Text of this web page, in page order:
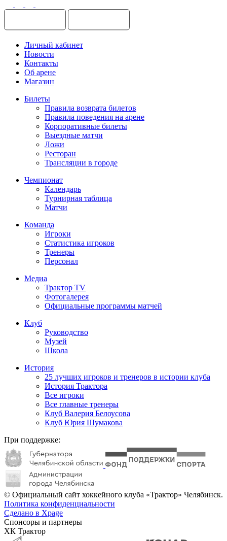
Личный кабинет
Новости
Контакты
Об арене
Магазин
Билеты
Правила возврата билетов
Правила поведения на арене
Корпоративные билеты
Выездные матчи
Ложи
Ресторан
Трансляции в городе
Чемпионат
Календарь
Турнирная таблица
Матчи
Команда
Игроки
Статистика игроков
Тренеры
Персонал
Медиа
Трактор TV
Фотогалерея
Официальные программы матчей
Клуб
Руководство
Музей
Школа
История
25 лучших игроков и тренеров в истории клуба
История Трактора
Все игроки
Все главные тренеры
Клуб Валерия Белоусова
Клуб Юрия Шумакова
При поддержке:
© Официальный сайт хоккейного клуба «Трактор» Челябинск.
Политика конфиденциальности
Сделано в Xpage
Спонсоры и партнеры
ХК Трактор